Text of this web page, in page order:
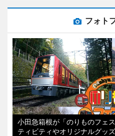
フォト
小田急箱根が「のりものフェ
ティビティやオリジナルグッ